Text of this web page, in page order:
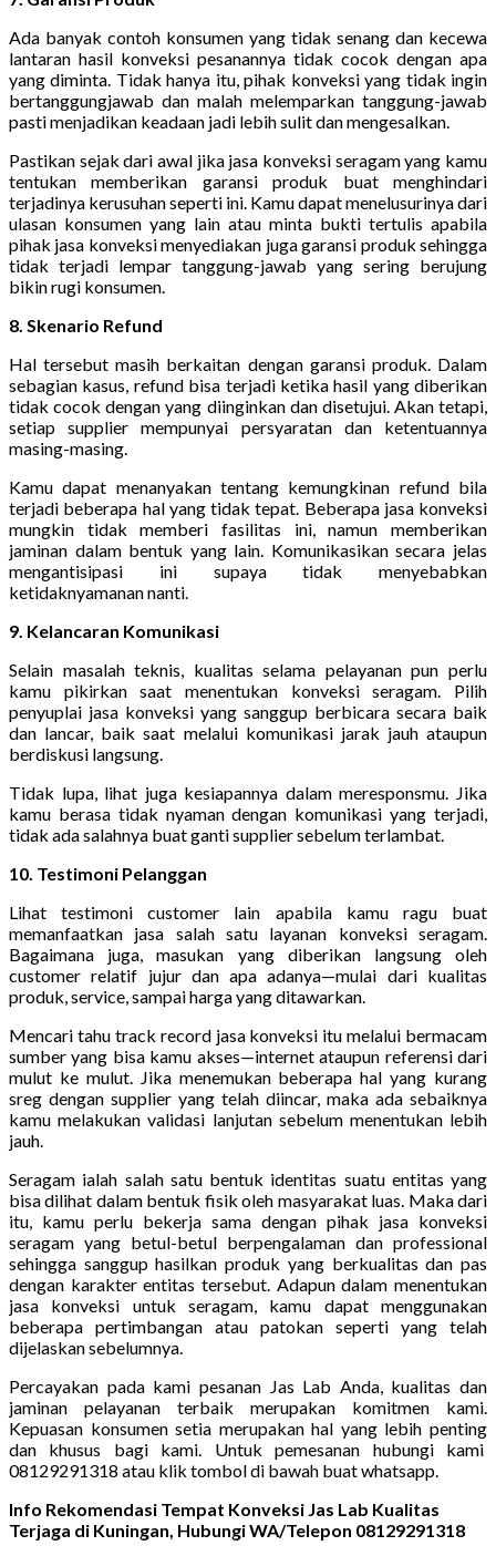
Ada banyak contoh konsumen yang tidak senang dan kecewa
lantaran hasil konveksi pesanannya tidak cocok dengan apa
yang diminta. Tidak hanya itu, pihak konveksi yang tidak ingin
bertanggungjawab dan malah melemparkan tanggung-jawab
pasti menjadikan keadaan jadi lebih sulit dan mengesalkan.
Pastikan sejak dari awal jika jasa konveksi seragam yang kamu
tentukan memberikan garansi produk buat menghindari
terjadinya kerusuhan seperti ini. Kamu dapat menelusurinya dari
ulasan konsumen yang lain atau minta bukti tertulis apabila
pihak jasa konveksi menyediakan juga garansi produk sehingga
tidak terjadi lempar tanggung-jawab yang sering berujung
bikin rugi konsumen.
8. Skenario Refund
Hal tersebut masih berkaitan dengan garansi produk. Dalam
sebagian kasus, refund bisa terjadi ketika hasil yang diberikan
tidak cocok dengan yang diinginkan dan disetujui. Akan tetapi,
setiap supplier mempunyai persyaratan dan ketentuannya
masing-masing.
Kamu dapat menanyakan tentang kemungkinan refund bila
terjadi beberapa hal yang tidak tepat. Beberapa jasa konveksi
mungkin tidak memberi fasilitas ini, namun memberikan
jaminan dalam bentuk yang lain. Komunikasikan secara jelas
mengantisipasi ini supaya tidak menyebabkan
ketidaknyamanan nanti.
9. Kelancaran Komunikasi
Selain masalah teknis, kualitas selama pelayanan pun perlu
kamu pikirkan saat menentukan konveksi seragam. Pilih
penyuplai jasa konveksi yang sanggup berbicara secara baik
dan lancar, baik saat melalui komunikasi jarak jauh ataupun
berdiskusi langsung.
Tidak lupa, lihat juga kesiapannya dalam meresponsmu. Jika
kamu berasa tidak nyaman dengan komunikasi yang terjadi,
tidak ada salahnya buat ganti supplier sebelum terlambat.
10. Testimoni Pelanggan
Lihat testimoni customer lain apabila kamu ragu buat
memanfaatkan jasa salah satu layanan konveksi seragam.
Bagaimana juga, masukan yang diberikan langsung oleh
customer relatif jujur dan apa adanya—mulai dari kualitas
produk, service, sampai harga yang ditawarkan.
Mencari tahu track record jasa konveksi itu melalui bermacam
sumber yang bisa kamu akses—internet ataupun referensi dari
mulut ke mulut. Jika menemukan beberapa hal yang kurang
sreg dengan supplier yang telah diincar, maka ada sebaiknya
kamu melakukan validasi lanjutan sebelum menentukan lebih
jauh.
Seragam ialah salah satu bentuk identitas suatu entitas yang
bisa dilihat dalam bentuk fisik oleh masyarakat luas. Maka dari
itu, kamu perlu bekerja sama dengan pihak jasa konveksi
seragam yang betul-betul berpengalaman dan professional
sehingga sanggup hasilkan produk yang berkualitas dan pas
dengan karakter entitas tersebut. Adapun dalam menentukan
jasa konveksi untuk seragam, kamu dapat menggunakan
beberapa pertimbangan atau patokan seperti yang telah
dijelaskan sebelumnya.
Percayakan pada kami pesanan Jas Lab Anda, kualitas dan
jaminan pelayanan terbaik merupakan komitmen kami.
Kepuasan konsumen setia merupakan hal yang lebih penting
dan khusus bagi kami. Untuk pemesanan hubungi kami
08129291318 atau klik tombol di bawah buat whatsapp.
Info Rekomendasi Tempat Konveksi Jas Lab Kualitas
Terjaga di Kuningan, Hubungi WA/Telepon 08129291318